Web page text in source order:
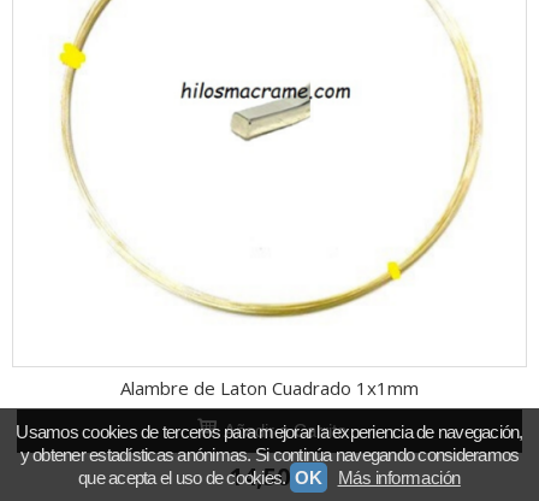
Alambre de Laton Cuadrado 1x1mm
Añadir a Carrito
14,50 €
Usamos cookies de terceros para mejorar la experiencia de navegación,
y obtener estadísticas anónimas. Si continúa navegando consideramos
que acepta el uso de cookies. OK Más información